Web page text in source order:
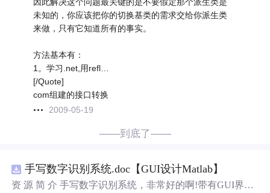
因此解决这个问题最关键的是不要假定那个派生类是
未知的，你应该把你的切换基类的需求交给你派生类
来做，只有它知道所有的事实。
方法基本有：
1。学习.net,用refl…
[/Quote]
com组建的接口转换
2009-05-19
——到底了——
手写数字识别系统.doc【GUI设计Matlab】
资 源 简 介 手写数字识别系统，非常好的啊!带有GUI界